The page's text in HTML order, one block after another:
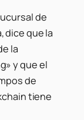
de
dice que la
la
y que el
de
tiene